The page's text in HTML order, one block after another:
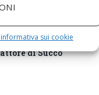
sui cookie
A Mano Erba di
di Succo